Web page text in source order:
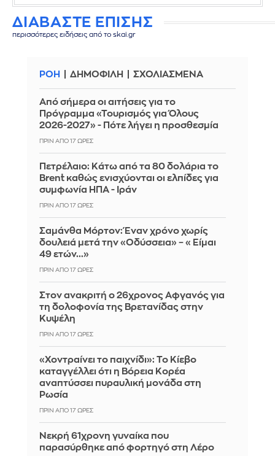
ΔΙΑΒΑΣΤΕ ΕΠΙΣΗΣ
περισσότερες ειδήσεις από το skai.gr
ΡΟΗ ΔΗΜΟΦΙΛΗ ΣΧΟΛΙΑΣΜΕΝΑ
Από σήμερα οι αιτήσεις για το
Πρόγραμμα «Τουρισμός για Όλους
2026-2027» - Πότε λήγει η προσθεσμία
ΠΡΙΝ ΑΠΌ 17 ΏΡΕΣ
Πετρέλαιο: Κάτω από τα 80 δολάρια το
Brent καθώς ενισχύονται οι ελπίδες για
συμφωνία ΗΠΑ - Ιράν
ΠΡΙΝ ΑΠΌ 17 ΏΡΕΣ
Σαμάνθα Μόρτον: Έναν χρόνο χωρίς
δουλειά μετά την «Οδύσσεια» – «Είμαι
49 ετών...»
ΠΡΙΝ ΑΠΌ 17 ΏΡΕΣ
Στον ανακριτή ο 26χρονος Αφγανός για
τη δολοφονία της Βρετανίδας στην
Κυψέλη
ΠΡΙΝ ΑΠΌ 17 ΏΡΕΣ
«Χοντραίνει το παιχνίδι»: Το Κίεβο
καταγγέλλει ότι η Βόρεια Κορέα
αναπτύσσει πυραυλική μονάδα στη
Ρωσία
ΠΡΙΝ ΑΠΌ 17 ΏΡΕΣ
Νεκρή 61χρονη γυναίκα που
παρασύρθηκε από φορτηγό στη Λέρο